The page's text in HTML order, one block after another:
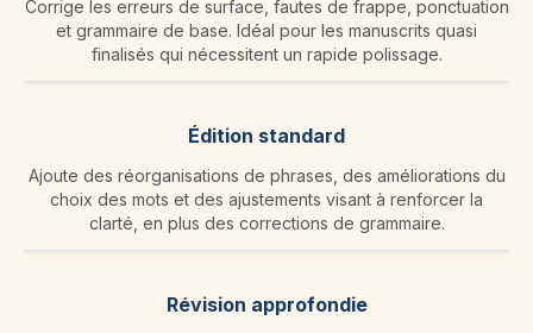
Corrige les erreurs de surface, fautes de frappe, ponctuation
et grammaire de base. Idéal pour les manuscrits quasi
finalisés qui nécessitent un rapide polissage.
Édition standard
Ajoute des réorganisations de phrases, des améliorations du
choix des mots et des ajustements visant à renforcer la
clarté, en plus des corrections de grammaire.
Révision approfondie